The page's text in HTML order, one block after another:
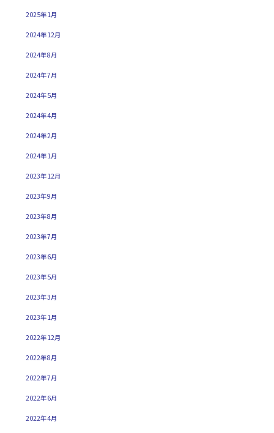
2025年1月
2024年12月
2024年8月
2024年7月
2024年5月
2024年4月
2024年2月
2024年1月
2023年12月
2023年9月
2023年8月
2023年7月
2023年6月
2023年5月
2023年3月
2023年1月
2022年12月
2022年8月
2022年7月
2022年6月
2022年4月